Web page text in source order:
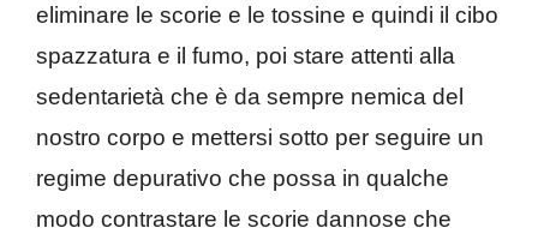
eliminare le scorie e le tossine e quindi il cibo
spazzatura e il fumo, poi stare attenti alla
sedentarietà che è da sempre nemica del
nostro corpo e mettersi sotto per seguire un
regime depurativo che possa in qualche
modo contrastare le scorie dannose che